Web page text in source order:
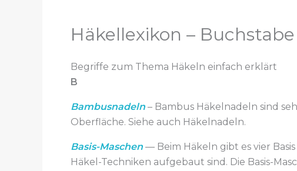
Häkellexikon –
Begriffe zum Thema Häkeln einfach erklärt
B
Bambusnadeln – Bambus Häkelnadeln sind
Oberfläche. Siehe auch Häkelnadeln.
Basis-Maschen — Beim Häkeln gibt es vier
Häkel-Techniken aufgebaut sind. Die Basis-